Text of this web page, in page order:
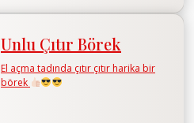
Unlu Çıtır Börek
El açma tadında çıtır çıtır harika bir
börek